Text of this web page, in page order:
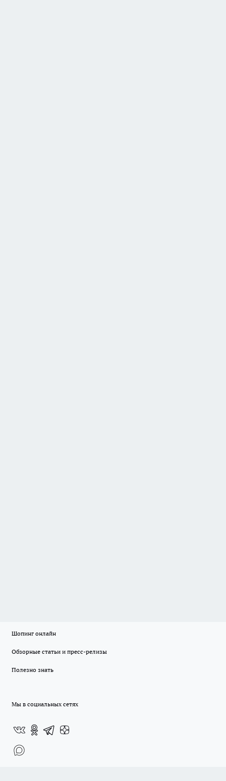
Шопинг онлайн
Обзорные статьи и пресс-релизы
Полезно знать
Мы в социальных сетях